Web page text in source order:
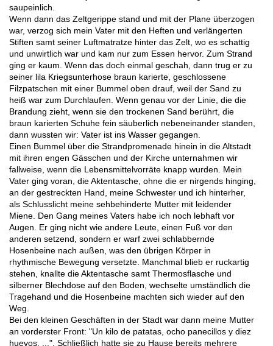
saupeinlich.
Wenn dann das Zeltgerippe stand und mit der Plane überzogen
war, verzog sich mein Vater mit den Heften und verlängerten
Stiften samt seiner Luftmatratze hinter das Zelt, wo es schattig
und unwirtlich war und kam nur zum Essen hervor. Zum Strand
ging er kaum. Wenn das doch einmal geschah, dann trug er zu
seiner lila Kriegsunterhose braun karierte, geschlossene
Filzpatschen mit einer Bummel oben drauf, weil der Sand zu
heiß war zum Durchlaufen. Wenn genau vor der Linie, die die
Brandung zieht, wenn sie den trockenen Sand berührt, die
braun karierten Schuhe fein säuberlich nebeneinander standen,
dann wussten wir: Vater ist ins Wasser gegangen.
Einen Bummel über die Strandpromenade hinein in die Altstadt
mit ihren engen Gässchen und der Kirche unternahmen wir
fallweise, wenn die Lebensmittelvorräte knapp wurden. Mein
Vater ging voran, die Aktentasche, ohne die er nirgends hinging,
an der gestreckten Hand, meine Schwester und ich hinterher,
als Schlusslicht meine sehbehinderte Mutter mit leidender
Miene. Den Gang meines Vaters habe ich noch lebhaft vor
Augen. Er ging nicht wie andere Leute, einen Fuß vor den
anderen setzend, sondern er warf zwei schlabbernde
Hosenbeine nach außen, was den übrigen Körper in
rhythmische Bewegung versetzte. Manchmal blieb er ruckartig
stehen, knallte die Aktentasche samt Thermosflasche und
silberner Blechdose auf den Boden, wechselte umständlich die
Tragehand und die Hosenbeine machten sich wieder auf den
Weg.
Bei den kleinen Geschäften in der Stadt war dann meine Mutter
an vorderster Front: "Un kilo de patatas, ocho panecillos y diez
huevos, ...". Schließlich hatte sie zu Hause bereits mehrere